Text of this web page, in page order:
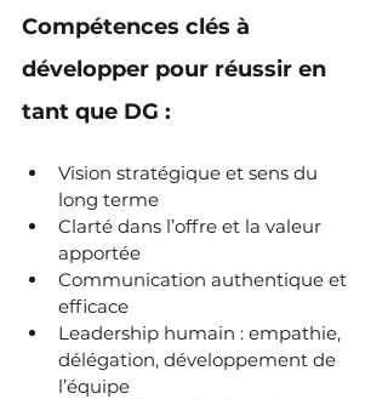
Compétences clés à
développer pour réussir en
tant que DG :
Vision stratégique et sens du
long terme
Clarté dans l’offre et la valeur
apportée
Communication authentique et
efficace
Leadership humain : empathie,
délégation, développement de
l’équipe